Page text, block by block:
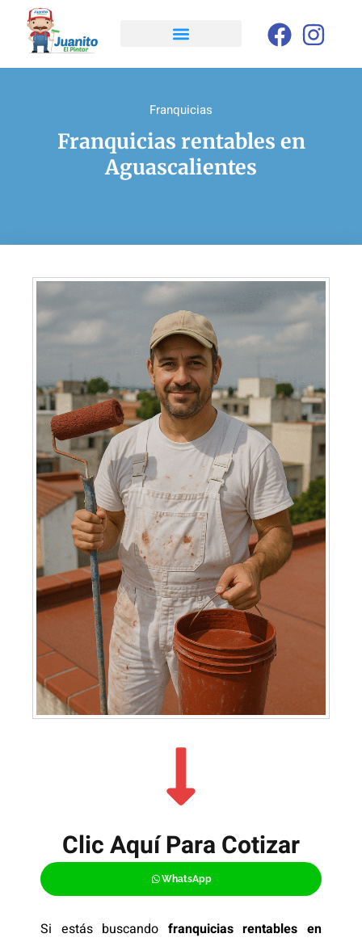
Franquicias
Franquicias rentables en
Aguascalientes
Clic Aquí Para Cotizar​
WhatsApp
Si estás buscando franquicias rentables en